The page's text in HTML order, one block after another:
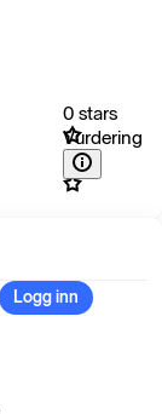
0 stars
Vurdering
Logg inn